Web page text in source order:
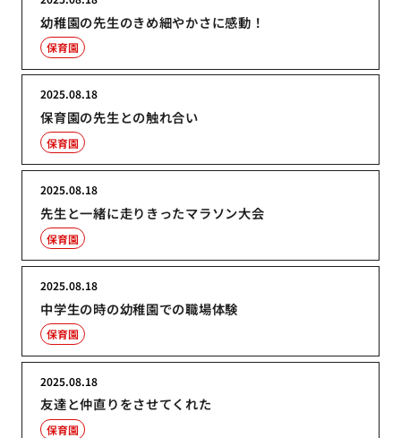
幼稚園の先生のきめ細やかさに感動！
保育園
保育園の先生との触れ合い
2025.08.18
保育園
先生と一緒に走りきったマラソン大会
2025.08.18
保育園
中学生の時の幼稚園での職場体験
2025.08.18
保育園
友達と仲直りをさせてくれた
2025.08.18
保育園